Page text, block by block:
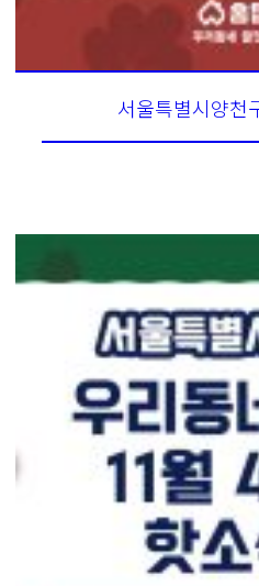
서울특별시양천